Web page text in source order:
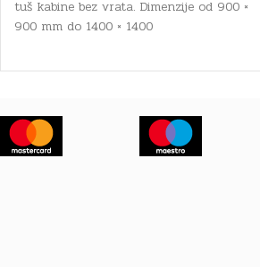
tuš kabine bez vrata. Dimenzije od 900 ×
900 mm do 1400 × 1400